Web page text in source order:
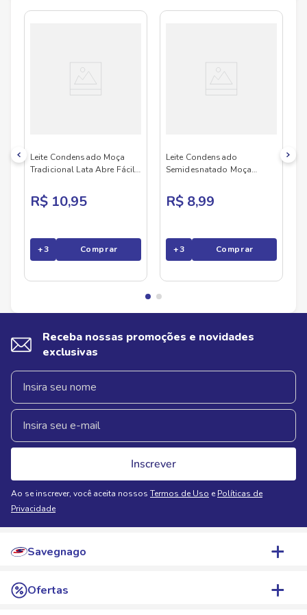
de produtos MOCA, confira abaixo:
Leite Condensado Moça
Tradicional Lata Abre Fácil
R$ 10,95
+3 Comprar
Leite Condensado
Semidesnatado Moça
R$ 8,99
+3 Comprar
Receba nossas promoções e novidades
exclusivas
Inscrever
Ao se inscrever, você aceita nossos Termos de Uso e Políticas de
Privacidade
Savegnago
Quem Somos
Ofertas